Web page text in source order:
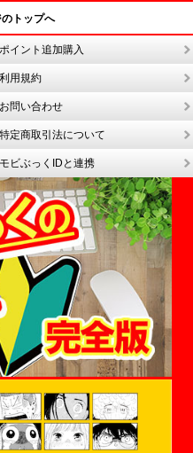
トップへ
ポイント追加購入
利用規約
お問い合わせ
特定商取引法について
モビぶっくIDと連携